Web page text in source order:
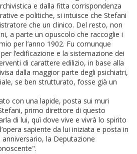
e dalla fitta corrispondenza
e politiche, si intuisce che Stefani
che un clinico. Del resto, non
a parte un opuscolo che raccoglie i
per l’anno 1902. Fu comunque
l’edificazione e la sistemazione dei
di carattere edilizio, in base alla
dalla maggior parte degli psichiatri,
se ben strutturato, fosse già un
con una lapide, posta sui muri
primo direttore di questo
di lui, quì dove vive e vivrà lo spirito
sapiente da lui iniziata e posta in
la Deputazione